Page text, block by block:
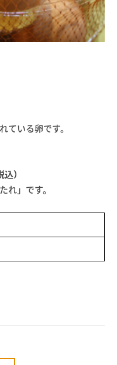
いる卵です。
）
」です。